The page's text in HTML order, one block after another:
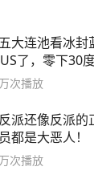
大连池看冰封
了，零下30
小时全录
次播放
派还像反派的
都是大恶人！
次播放